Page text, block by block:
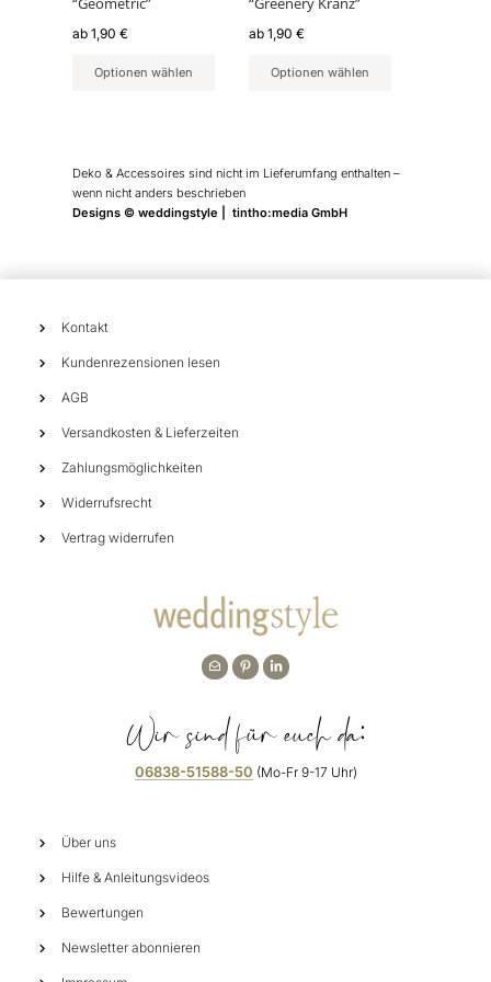
ab 1,90 €
Optionen wählen
auf
der
gewählt
ab1,90€
Optionen wählen
auf
der
gewählt
Deko & Accessoires sind nicht im Lieferumfang enthalten –
wenn nicht anders beschrieben
Designs © weddingstyle | tintho:media GmbH
Kontakt
Kundenrezensionen lesen
AGB
Versandkosten & Lieferzeiten
Zahlungsmöglichkeiten
Widerrufsrecht
Vertrag widerrufen
Wir sind für euch da:
06838-51588-50 (Mo-Fr 9-17 Uhr)
Über uns
Hilfe & Anleitungsvideos
Bewertungen
Newsletter abonnieren